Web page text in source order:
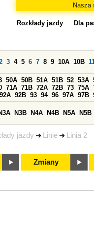
Nasza
jazdy Linie Linia 2
Rozkłady jazdy Dla
3 4 5 6 7 8 9 10A 10B
50A 50B 51A 51B 52 53A
71A 71B 72A 72B 73 75A
92A 92B 93 94 96 97A 97B
N3B N4A N4B N5A N5B
Zmiany